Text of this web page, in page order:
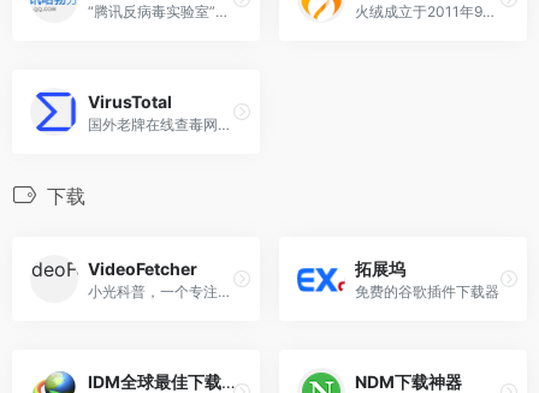
“腾讯反病毒实验室”自主研发的安全辅助平台，普通用户单文件上传限制30MB。 火绒成立于2011年9月，是一家专注、纯粹的安全公司，致力于在终端安全领域，为用户提供专业的产品和专注的服务，并持续对外赋能反病毒引擎等相关自主研发技术。
VirusTotal
国外老牌在线查毒网站，聚合多个杀毒引擎对文件进行侦测
下载
VideoFetcher​
小光科普，一个专注于数字技巧、实用教程和高效工具分享的平台，提供社交媒体内容下载、热门软件使用指南以及精选资源推荐，助你在数字世界畅行无阻。
拓展坞
免费的谷歌插件下载器
IDM全球最佳下载工具 NDM下载神器